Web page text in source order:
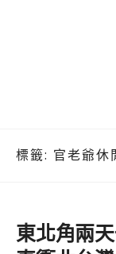
標籤: 官老爺休
東北角兩